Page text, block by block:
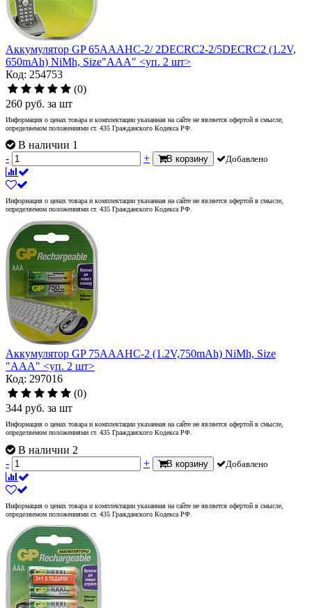
Аккумулятор GP 65AAAHC-2/ 2DECRC2-2/5DECRC2 (1.2V,
650mAh) NiMh, Size"AAA" <уп. 2 шт>
Код: 254753
(0)
260 руб. за шт
Информация о ценах товара и комплектации указанная на сайте не является офертой в смысле,
определяемом положениями ст. 435 Гражданского Кодекса РФ.
В наличии 1
-
+ В корзину Добавлено
Информация о ценах товара и комплектации указанная на сайте не является офертой в смысле,
определяемом положениями ст. 435 Гражданского Кодекса РФ.
Аккумулятор GP 75AAAHC-2 (1.2V,750mAh) NiMh, Size
"AAA" <уп. 2 шт>
Код: 297016
(0)
344 руб. за шт
Информация о ценах товара и комплектации указанная на сайте не является офертой в смысле,
определяемом положениями ст. 435 Гражданского Кодекса РФ.
В наличии 2
-
+ В корзину Добавлено
Информация о ценах товара и комплектации указанная на сайте не является офертой в смысле,
определяемом положениями ст. 435 Гражданского Кодекса РФ.